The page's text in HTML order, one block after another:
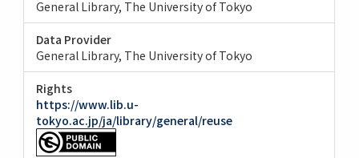
General Library, The University of Tokyo
Data Provider
General Library, The University of Tokyo
Rights
https://www.lib.u-
tokyo.ac.jp/ja/library/general/reuse